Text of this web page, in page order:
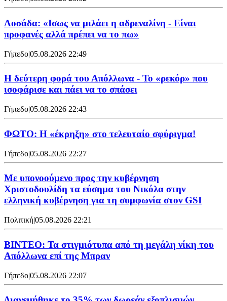
Λοσάδα: «Ισως να μιλάει η αδρεναλίνη - Είναι
προφανές αλλά πρέπει να το πω»
Γήπεδο|05.08.2026 22:49
Η δεύτερη φορά του Απόλλωνα - Το «ρεκόρ» που
ισοφάρισε και πάει να το σπάσει
Γήπεδο|05.08.2026 22:43
ΦΩΤΟ: Η «έκρηξη» στο τελευταίο σφύριγμα!
Γήπεδο|05.08.2026 22:27
Με υπονοούμενο προς την κυβέρνηση
Χριστοδουλίδη τα εύσημα του Νικόλα στην
ελληνική κυβέρνηση για τη συμφωνία στον GSI
Πολιτική|05.08.2026 22:21
ΒΙΝΤΕΟ: Τα στιγμιότυπα από τη μεγάλη νίκη του
Απόλλωνα επί της Μπραν
Γήπεδο|05.08.2026 22:07